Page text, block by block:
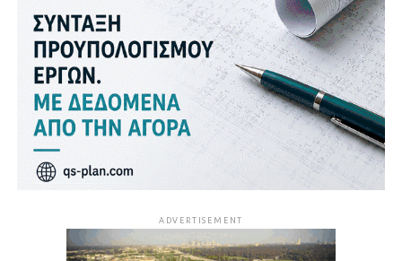
ADVERTISEMENT